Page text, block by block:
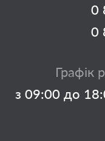
0
0
Графік
з 09:00 до